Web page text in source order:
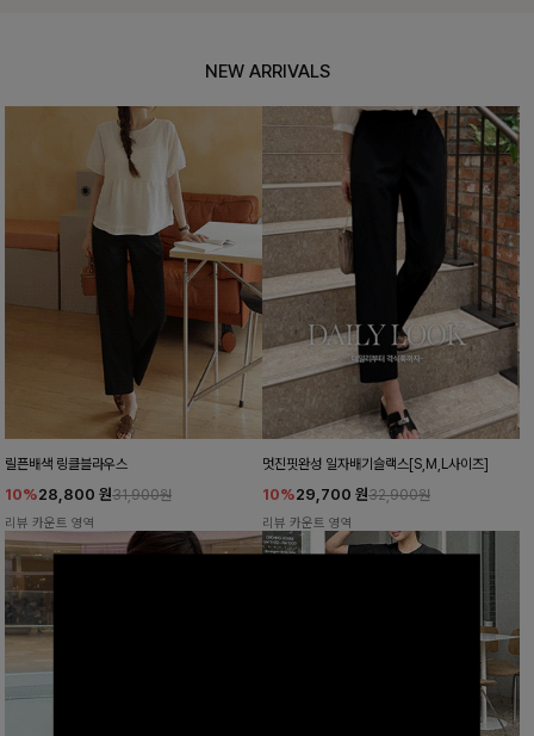
NEW ARRIVALS
릴픈배색 링클블라우스
10%28,800 원31,900원
리뷰 카운트 영역
멋진핏완성 일자배기슬랙스[S,M,L사이즈]
10%29,700 원32,900원
리뷰 카운트 영역